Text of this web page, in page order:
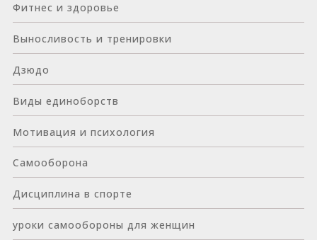
Фитнес и здоровье
Выносливость и тренировки
Дзюдо
Виды единоборств
Мотивация и психология
Самооборона
Дисциплина в спорте
уроки самообороны для женщин